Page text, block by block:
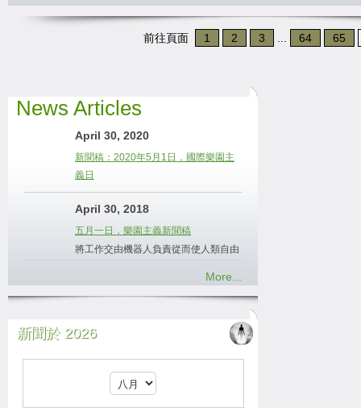
前往頁面 1 2 3 64 65
News Articles
April 30, 2020
新聞稿：2020年5月1日，國際樂園主
義日
April 30, 2018
五月一日，樂園主義新聞稿
將工作交由機器人負責從而使人類自由
More...
新聞於 2026